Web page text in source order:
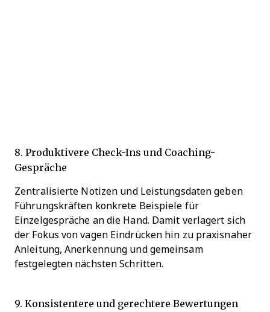
8. Produktivere Check-Ins und Coaching-
Gespräche
Zentralisierte Notizen und Leistungsdaten geben
Führungskräften konkrete Beispiele für
Einzelgespräche an die Hand. Damit verlagert sich
der Fokus von vagen Eindrücken hin zu praxisnaher
Anleitung, Anerkennung und gemeinsam
festgelegten nächsten Schritten.
9. Konsistentere und gerechtere Bewertungen